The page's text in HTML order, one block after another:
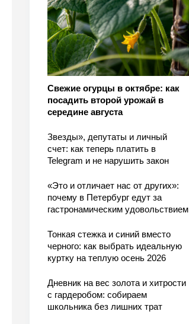
Свежие огурцы в октябре: как
посадить второй урожай в
середине августа
Звезды», депутаты и личный
счет: как теперь платить в
Telegram и не нарушить закон
«Это и отличает нас от других»:
почему в Петербург едут за
гастронамическим удовольствием
Тонкая стежка и синий вместо
черного: как выбрать идеальную
куртку на теплую осень 2026
Дневник на вес золота и хитрости
с гардеробом: собираем
школьника без лишних трат